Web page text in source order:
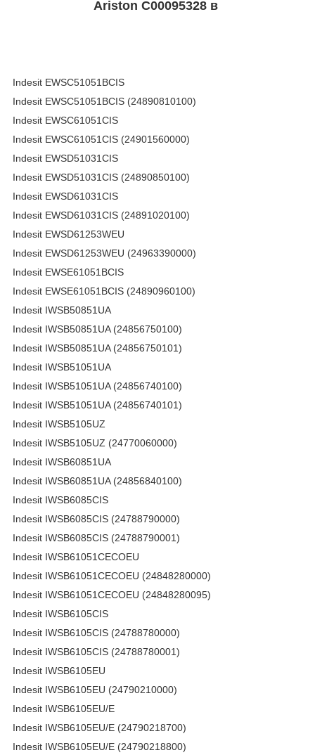
Ariston C00095328 в
Indesit EWSC51051BCIS
Indesit EWSC51051BCIS (24890810100)
Indesit EWSC61051CIS
Indesit EWSC61051CIS (24901560000)
Indesit EWSD51031CIS
Indesit EWSD51031CIS (24890850100)
Indesit EWSD61031CIS
Indesit EWSD61031CIS (24891020100)
Indesit EWSD61253WEU
Indesit EWSD61253WEU (24963390000)
Indesit EWSE61051BCIS
Indesit EWSE61051BCIS (24890960100)
Indesit IWSB50851UA
Indesit IWSB50851UA (24856750100)
Indesit IWSB50851UA (24856750101)
Indesit IWSB51051UA
Indesit IWSB51051UA (24856740100)
Indesit IWSB51051UA (24856740101)
Indesit IWSB5105UZ
Indesit IWSB5105UZ (24770060000)
Indesit IWSB60851UA
Indesit IWSB60851UA (24856840100)
Indesit IWSB6085CIS
Indesit IWSB6085CIS (24788790000)
Indesit IWSB6085CIS (24788790001)
Indesit IWSB61051CECOEU
Indesit IWSB61051CECOEU (24848280000)
Indesit IWSB61051CECOEU (24848280095)
Indesit IWSB6105CIS
Indesit IWSB6105CIS (24788780000)
Indesit IWSB6105CIS (24788780001)
Indesit IWSB6105EU
Indesit IWSB6105EU (24790210000)
Indesit IWSB6105EU/E
Indesit IWSB6105EU/E (24790218700)
Indesit IWSB6105EU/E (24790218800)